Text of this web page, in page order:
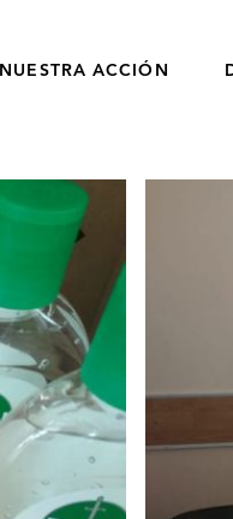
NUESTRA ACCIÓN